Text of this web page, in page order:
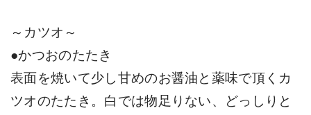
～カツオ～
●かつおのたたき
表面を焼いて少し甘めのお醤油と薬味で頂くカ
ツオのたたき。白では物足りない、どっしりと